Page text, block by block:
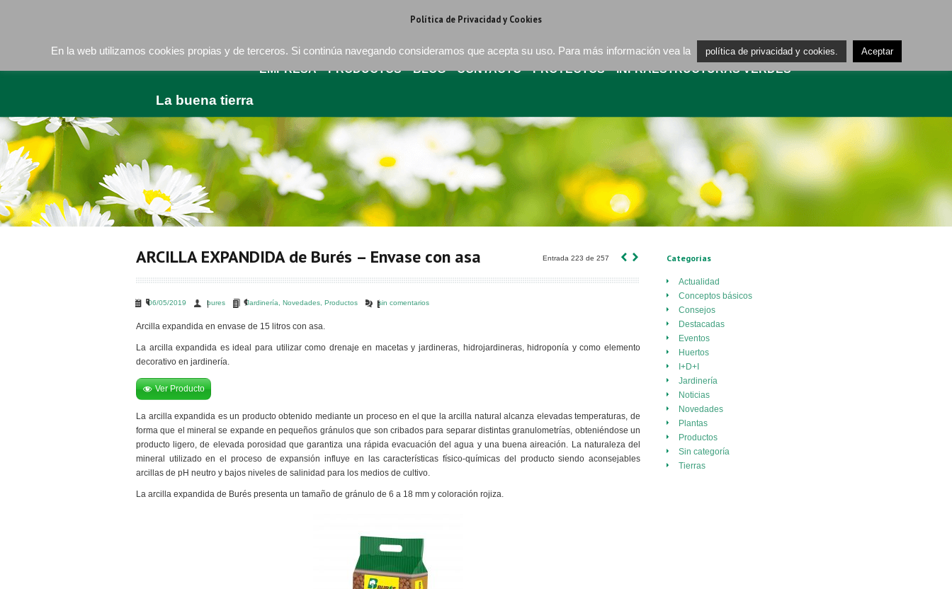
La buena tierra
EMPRESA PRODUCTOS BLOG CONTACTO PROYECTOS INFRAESTRUCTURAS VERDES
ARCILLA EXPANDIDA de Burés – Envase con asa Entrada 223 de 257 ‹ ›
06/05/2019 bures Jardinería Novedades Productos sin comentarios
Arcilla expandida en envase de 15 litros con asa.
La arcilla expandida es ideal para utilizar como drenaje en macetas y jardineras, hidrojardineras, hidroponía y como elemento
decorativo en jardinería.
Ver Producto
La arcilla expandida es un producto obtenido mediante un proceso en el que la arcilla natural alcanza elevadas temperaturas, de
forma que el mineral se expande en pequeños gránulos que son cribados para separar distintas granulometrías, obteniéndose un
producto ligero, de elevada porosidad que garantiza una rápida evacuación del agua y una buena aireación. La naturaleza del
mineral utilizado en el proceso de expansión influye en las características físico-químicas del producto siendo aconsejables
arcillas de pH neutro y bajos niveles de salinidad para los medios de cultivo.
La arcilla expandida de Burés presenta un tamaño de gránulo de 6 a 18 mm y coloración rojiza.
Categorías
Actualidad
Conceptos básicos
Consejos
Destacadas
Eventos
Huertos
I+D+I
Jardinería
Noticias
Novedades
Plantas
Productos
Sin categoría
Tierras
Política de Privacidad y Cookies
En la web utilizamos cookies propias y de terceros. Si continúa navegando consideramos que acepta su uso. Para más información vea la política de privacidad y cookies. Aceptar